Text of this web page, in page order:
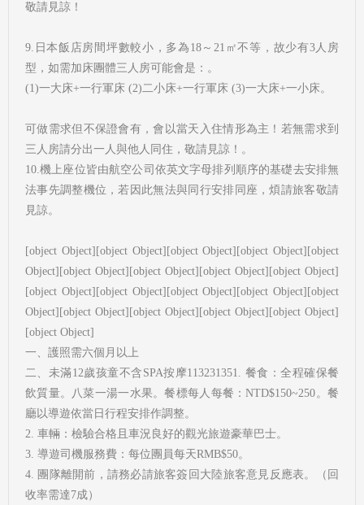
敬請見諒！
9.日本飯店房間坪數較小，多為18～21㎡不等，故少有3人房
型，如需加床團體三人房可能會是：。
(1)一大床+一行軍床 (2)二小床+一行軍床 (3)一大床+一小床。
可做需求但不保證會有，會以當天入住情形為主！若無需求到
三人房請分出一人與他人同住，敬請見諒！。
10.機上座位皆由航空公司依英文字母排列順序的基礎去安排無
法事先調整機位，若因此無法與同行安排同座，煩請旅客敬請
見諒。
[object Object][object Object][object Object][object Object][object
Object][object Object][object Object][object Object][object Object]
[object Object][object Object][object Object][object Object][object
Object][object Object][object Object][object Object][object Object]
[object Object]
一、護照需六個月以上
二、未滿12歲孩童不含SPA按摩113231351. 餐食：全程確保餐
飲質量。八菜一湯一水果。餐標每人每餐：NTD$150~250。餐
廳以導遊依當日行程安排作調整。
2. 車輛：檢驗合格且車況良好的觀光旅遊豪華巴士。
3. 導遊司機服務費：每位團員每天RMB$50。
4. 團隊離開前，請務必請旅客簽回大陸旅客意見反應表。（回
收率需達7成）